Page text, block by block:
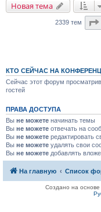
Новая тема
2339 тем
КТО СЕЙЧАС НА
Сейчас этот форум
гостей
ПРАВА ДОСТУПА
Вы не можете начинать темы
Вы не можете отвечать на
Вы не можете редактировать
Вы не можете удалять свои
Вы не можете добавлять
На главную Список
Создано на основе